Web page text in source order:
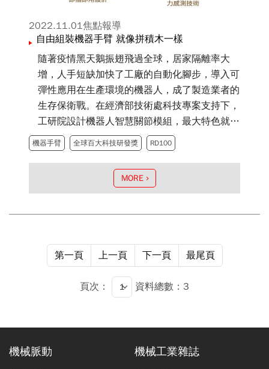
2022.11.01焦點報導
自由組裝機器手臂 就像拼積木一樣
隨著疫情黑天鵝振翅飛過全球，居家隔離率大
增，人手短缺加快了工廠的自動化腳步，導入可
彈性應用在生產環境的機器人，成了製造業者的
生存保衛戰。在經濟部技術處科技專案支持下，
工研院設計機器人智慧關節模組，最大特色就像
拼積木一樣，能根據產線需求，自由組裝多軸機
器手臂，創新技術榮獲2021年全球百大科技研
發獎（R&D 100 Awards）肯定。
機器手臂 全球百大科技研發獎 RD100
MORE
第一頁 上一頁 下一頁 最尾頁
頁次： 資料總數：3
機械脈動 機械工業雜誌